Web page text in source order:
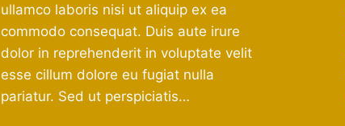
ullamco laboris nisi ut aliquip ex ea
commodo consequat. Duis aute irure
dolor in reprehenderit in voluptate velit
esse cillum dolore eu fugiat nulla
pariatur. Sed ut perspiciatis…